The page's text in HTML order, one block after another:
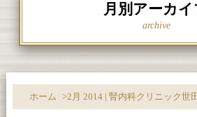
月別アーカ
archive
ホーム >2月 2014 | 腎内科クリニック世